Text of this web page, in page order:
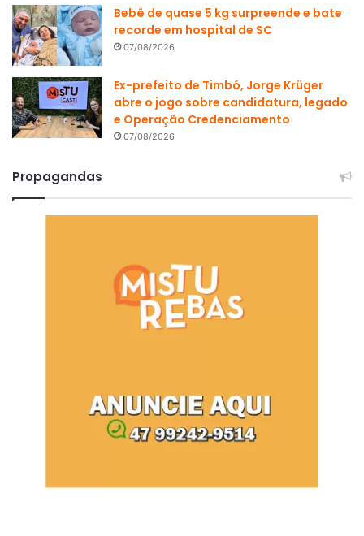
Bebê de quase 5 kg surpreende e bate
recorde em hospital de SC
07/08/2026
Ex-prefeito de Timbó, Jorge Krüger
abre o jogo sobre candidatura, legado
e Operação Credenciamento
07/08/2026
Propagandas